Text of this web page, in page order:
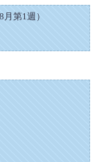
第1週）